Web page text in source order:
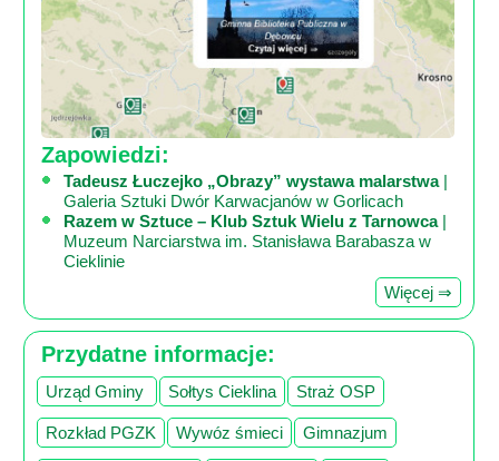
Zapowiedzi:
Tadeusz Łuczejko „Obrazy” wystawa malarstwa|
Galeria Sztuki Dwór Karwacjanów w Gorlicach
Razem w Sztuce – Klub Sztuk Wielu z Tarnowca|
Muzeum Narciarstwa im. Stanisława Barabasza w
Cieklinie
Więcej ⇒
Przydatne informacje:
Urząd Gminy Sołtys Cieklina Straż OSP
Rozkład PGZK Wywóz śmieci Gimnazjum